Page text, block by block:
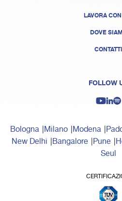
LAVORA
DOVE
CONTATTI
FOLLOW
Bologna Milano Modena
New Delhi Bangalore Pune
Seul